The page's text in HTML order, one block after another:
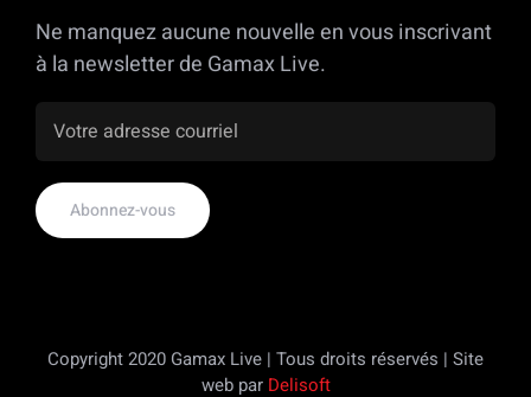
Ne manquez aucune nouvelle en vous inscrivant
à la newsletter de Gamax Live.
Copyright 2020 Gamax Live | Tous droits réservés | Site
web par Delisoft